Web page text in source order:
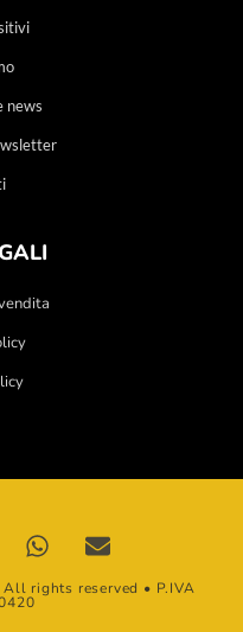
news
rights reserved • P.IVA